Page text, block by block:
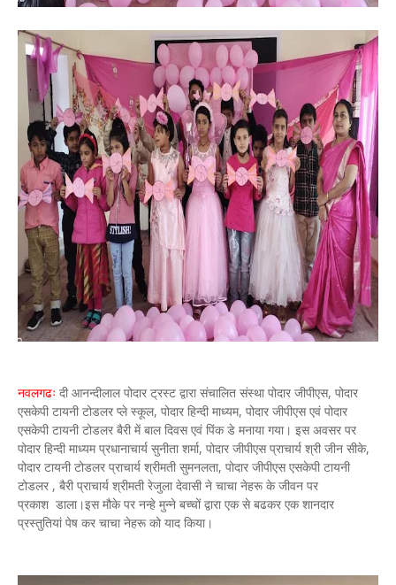
नवलगढः दी आनन्दीलाल पोदार ट्रस्ट द्वारा संचालित संस्था पोदार जीपीएस, पोदार
एसकेपी टायनी टोडलर प्ले स्कूल, पोदार हिन्दी माध्यम, पोदार जीपीएस एवं पोदार
एसकेपी टायनी टोडलर बैरी में बाल दिवस एवं पिंक डे मनाया गया। इस अवसर पर
पोदार हिन्दी माध्यम प्रधानाचार्य सुनीता शर्मा, पोदार जीपीएस प्राचार्य श्री जीन सीके,
पोदार टायनी टोडलर प्राचार्य श्रीमती सुमनलता, पोदार जीपीएस एसकेपी टायनी
टोडलर , बैरी प्राचार्य श्रीमती रेजुला देवासी ने चाचा नेहरू के जीवन पर
प्रकाश डाला।इस मौके पर नन्हे मुन्ने बच्चों द्वारा एक से बढकर एक शानदार
प्रस्तुतियां पेष कर चाचा नेहरू को याद किया।